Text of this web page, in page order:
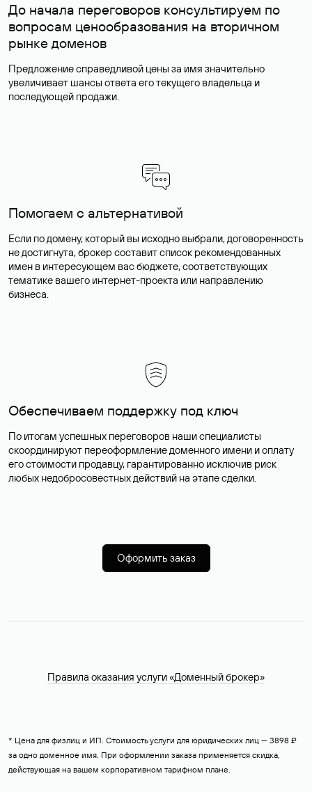
До начала переговоров консультируем по
вопросам ценообразования на вторичном
рынке доменов
Предложение справедливой цены за имя значительно
увеличивает шансы ответа его текущего владельца и
последующей продажи.
Помогаем с альтернативой
Если по домену, который вы исходно выбрали, договоренность
не достигнута, брокер составит список рекомендованных
имен в интересующем вас бюджете, соответствующих
тематике вашего интернет-проекта или направлению
бизнеса.
Обеспечиваем поддержку под ключ
По итогам успешных переговоров наши специалисты
скоординируют переоформление доменного имени и оплату
его стоимости продавцу, гарантированно исключив риск
любых недобросовестных действий на этапе сделки.
Оформить заказ
Правила оказания услуги «Доменный брокер»
* Цена для физлиц и ИП. Стоимость услуги для юридических лиц — 3898 ₽
за одно доменное имя. При оформлении заказа применяется скидка,
действующая на вашем корпоративном тарифном плане.